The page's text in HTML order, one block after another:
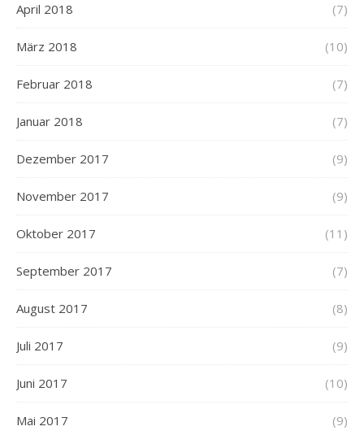
April 2018 (7)
März 2018 (10)
Februar 2018 (7)
Januar 2018 (7)
Dezember 2017 (9)
November 2017 (9)
Oktober 2017 (11)
September 2017 (7)
August 2017 (8)
Juli 2017 (9)
Juni 2017 (10)
Mai 2017 (9)